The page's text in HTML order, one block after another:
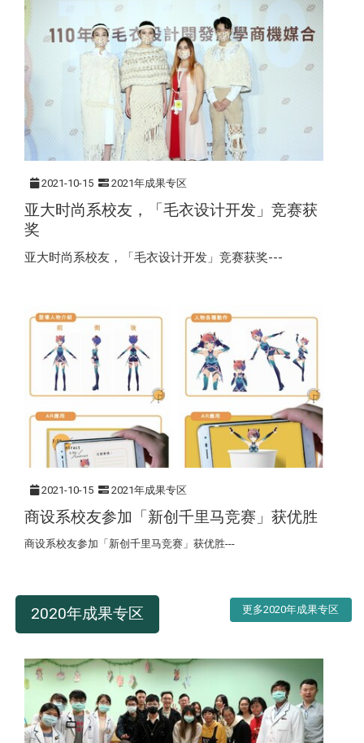
2021-10-15 2021年成果专区
亚大时尚系校友，「毛衣设计开发」竞赛获
奖
亚大时尚系校友，「毛衣设计开发」竞赛获奖---
2021-10-15 2021年成果专区
商设系校友参加「新创千里马竞赛」获优胜
商设系校友参加「新创千里马竞赛」获优胜---
2020年成果专区 更多2020年成果专区